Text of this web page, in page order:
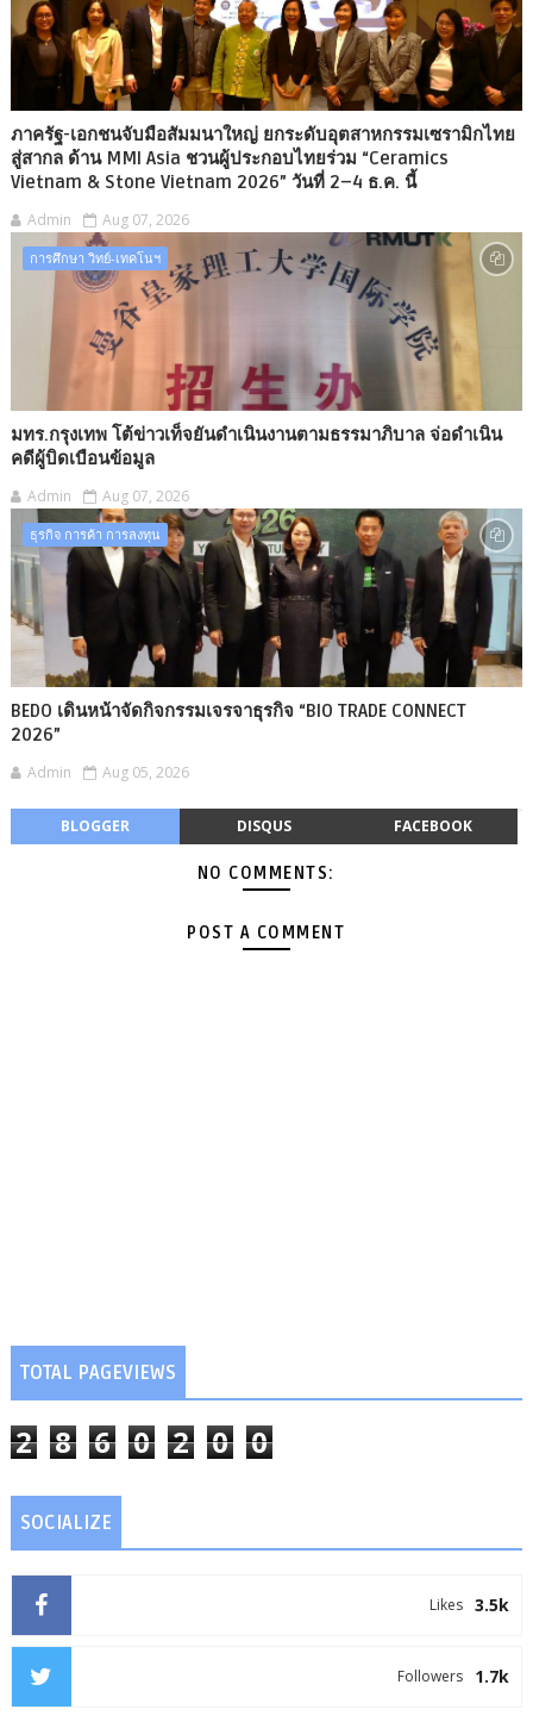
ภาครัฐ-เอกชนจับมือสัมมนาใหญ่ ยกระดับอุตสาหกรรมเซรามิกไทย
สู่สากล ด้าน MMI Asia ชวนผู้ประกอบไทยร่วม “Ceramics
Vietnam & Stone Vietnam 2026” วันที่ 2–4 ธ.ค. นี้
Admin Aug 07, 2026
การศึกษา วิทย์-เทคโนฯ
มทร.กรุงเทพ โต้ข่าวเท็จยันดำเนินงานตามธรรมาภิบาล จ่อดำเนิน
คดีผู้บิดเบือนข้อมูล
Admin Aug 07, 2026
ธุรกิจ การค้า การลงทุน
BEDO เดินหน้าจัดกิจกรรมเจรจาธุรกิจ “BIO TRADE CONNECT
2026”
Admin Aug 05, 2026
BLOGGER DISQUS FACEBOOK
NO COMMENTS:
POST A COMMENT
TOTAL PAGEVIEWS
2 8 6 0 2 0 0
SOCIALIZE
3.5k
Likes
1.7k
Followers